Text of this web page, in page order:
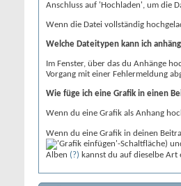
Anschluss auf 'Hochladen', um die
Wenn die Datei vollständig
Welche Dateitypen kann ich
Im Fenster, über das du Anhänge
Vorgang mit einer Fehlermeldung
Wie füge ich eine Grafik in einen
Wenn du eine Grafik als Anhang
Wenn du eine Grafik in deinen
)
Alben (?) kannst du auf dieselbe Art